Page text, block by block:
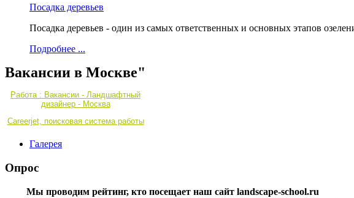
Посадка деревьев
Посадка деревьев - один из самых ответственных и основных этапов
Подробнее ...
Вакансии в Москве"
Работа : Вакансии - Ландшафтный
дизайнер - Москва
Careerjet, поисковая система работы
Галерея
Опрос
Мы проводим рейтинг, кто посещает наш сайт landscape-school.ru